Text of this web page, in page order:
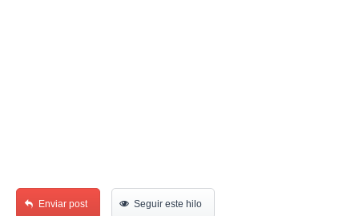
Enviar post Seguir este hilo